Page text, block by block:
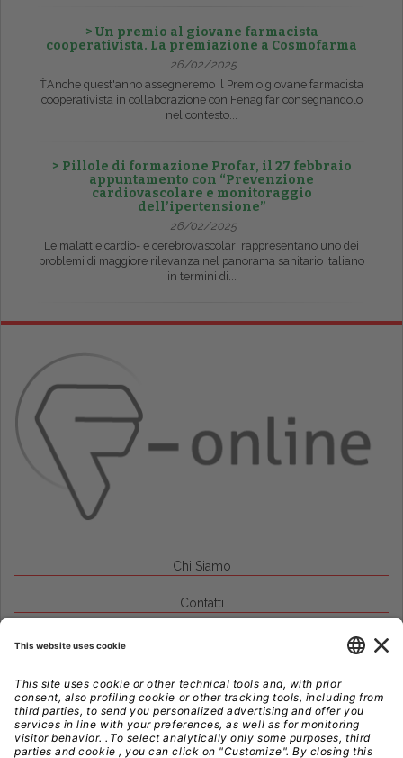
> Un premio al giovane farmacista
cooperativista. La premiazione a Cosmofarma
26/02/2025
ŤAnche quest'anno assegneremo il Premio giovane farmacista
cooperativista in collaborazione con Fenagifar consegnandolo
nel contesto...
> Pillole di formazione Profar, il 27 febbraio
appuntamento con “Prevenzione
cardiovascolare e monitoraggio
dell’ipertensione”
26/02/2025
Le malattie cardio- e cerebrovascolari rappresentano uno dei
problemi di maggiore rilevanza nel panorama sanitario italiano
in termini di...
Chi Siamo
Contatti
Note Legali
Privacy
Gestione Cookie